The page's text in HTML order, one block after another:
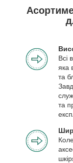
Всі
яка
та
та